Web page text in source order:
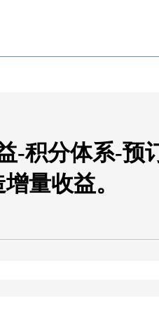
-积分体系-预
量收益。